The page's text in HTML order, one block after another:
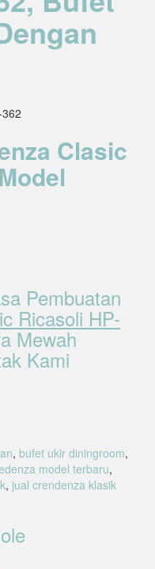
Clasic
Pembuatan
Ricasoli HP-
Mewah
Kami
, bufet ukir diningroom,
model terbaru,
, jual crendenza klasik